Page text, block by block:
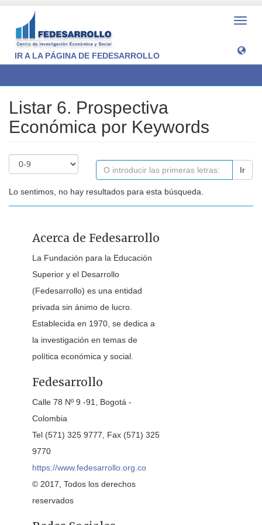
IR A LA PÁGINA DE FEDESARROLLO
Listar 6. Prospectiva
Económica por Keywords
Ir
Lo sentimos, no hay resultados para esta búsqueda.
Acerca de Fedesarrollo
La Fundación para la Educación
Superior y el Desarrollo
(Fedesarrollo) es una entidad
privada sin ánimo de lucro.
Establecida en 1970, se dedica a
la investigación en temas de
política económica y social.
Fedesarrollo
Calle 78 Nº 9 -91, Bogotá -
Colombia
Tel (571) 325 9777, Fax (571) 325
9770
https://www.fedesarrollo.org.co
© 2017, Todos los derechos
reservados